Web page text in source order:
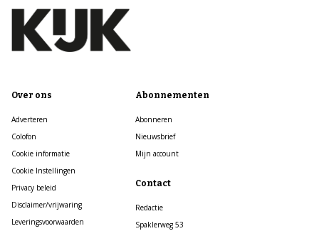
Over ons
Adverteren
Colofon
Cookie informatie
Cookie Instellingen
Privacy beleid
Disclaimer/vrijwaring
Leveringsvoorwaarden
Abonnementen
Abonneren
Nieuwsbrief
Mijn account
Contact
Redactie
Spaklerweg 53